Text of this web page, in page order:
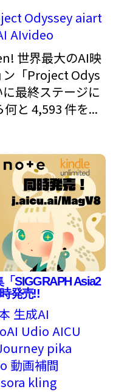
Odyssey aiart
AIvideo
世界最大のAI映
「Project Odys
最終ステージに
と 4,593 件を...
SIGGRAPH Asia2
発売!!
生成AI
Udio AICU
pika
動画補間
sora kling